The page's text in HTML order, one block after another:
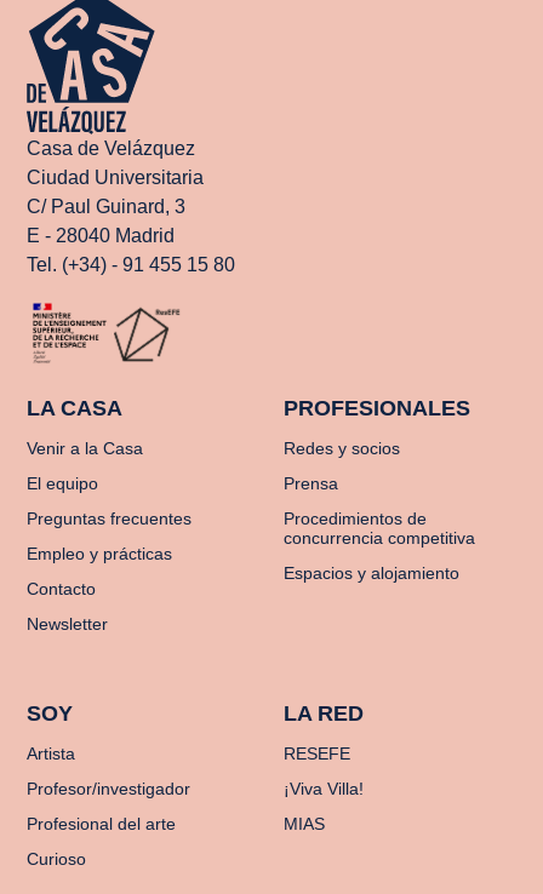
Casa de Velázquez
Ciudad Universitaria
C/ Paul Guinard, 3
E - 28040 Madrid
Tel. (+34) - 91 455 15 80
LA CASA
Venir a la Casa
El equipo
Preguntas frecuentes
Empleo y prácticas
Contacto
Newsletter
PROFESIONALES
Redes y socios
Prensa
Procedimientos de
concurrencia competitiva
Espacios y alojamiento
SOY
Artista
Profesor/investigador
Profesional del arte
Curioso
LA RED
RESEFE
¡Viva Villa!
MIAS